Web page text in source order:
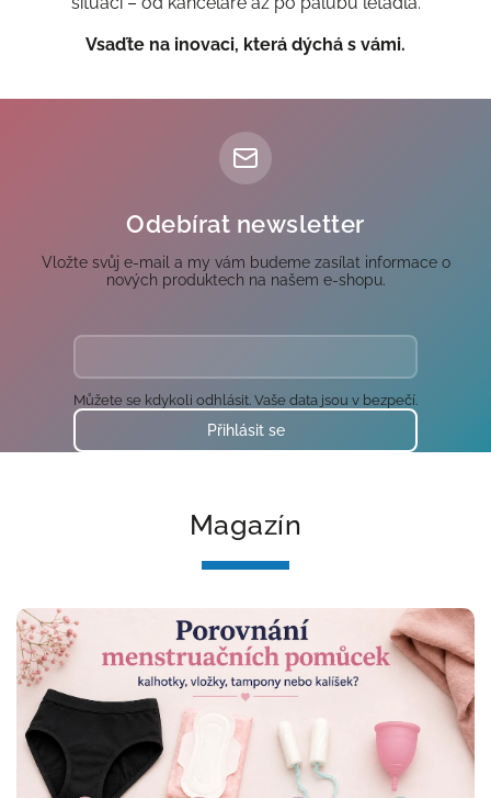
Vsaďte na inovaci, která dýchá s vámi.
Odebírat newsletter
Vložte svůj e-mail a my vám budeme zasílat informace o
nových produktech na našem e-shopu.
Můžete se kdykoli odhlásit. Vaše data jsou v bezpečí.
Přihlásit se
Magazín